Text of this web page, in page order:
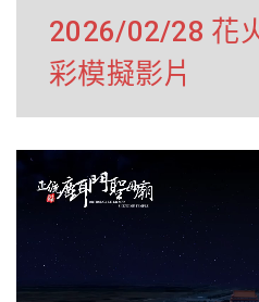
2026/02/28 花
彩模擬影片